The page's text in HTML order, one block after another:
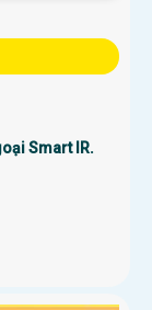
Smart IR.